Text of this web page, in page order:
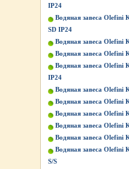
IP24
Водяная завеса Olefini
SD IP24
Водяная завеса Olefini
Водяная завеса Olefini
Водяная завеса Olefini
IP24
Водяная завеса Olefini
Водяная завеса Olefini
Водяная завеса Olefini
Водяная завеса Olefini
Водяная завеса Olefini
Водяная завеса Olefini
S/S